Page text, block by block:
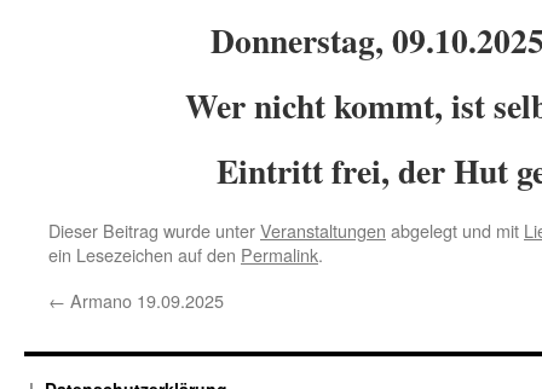
Donnerstag,
Wer nicht kommt, ist
Eintritt frei, der Hut
Dieser Beitrag wurde unterVeranstaltungen abgelegt und mit
ein Lesezeichen auf den Permalink.
← Armano 19.09.2025